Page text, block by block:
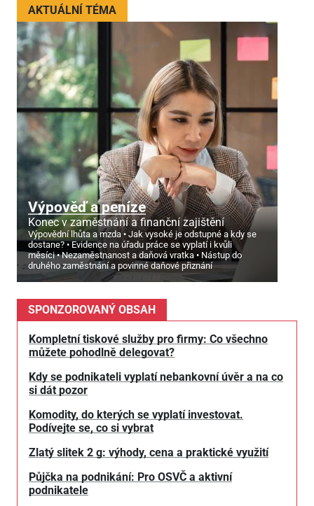
AKTUÁLNÍ TÉMA
Výpověď a peníze
Konec v zaměstnání a finanční zajištění
Výpovědní lhůta a mzda
Jak vysoké je odstupné a kdy se
dostane?
Evidence na úřadu práce se vyplatí i kvůli
měsíci
Nezaměstnanost a daňová vratka
Nástup do
druhého zaměstnání a povinné daňové přiznání
SPONZOROVANÝ OBSAH
Kompletní tiskové služby pro firmy: Co všechno
můžete pohodlně delegovat?
Kdy se podnikateli vyplatí nebankovní úvěr a na co
si dát pozor
Komodity, do kterých se vyplatí investovat.
Podívejte se, co si vybrat
Zlatý slitek 2 g: výhody, cena a praktické využití
Půjčka na podnikání: Pro OSVČ a aktivní
podnikatele